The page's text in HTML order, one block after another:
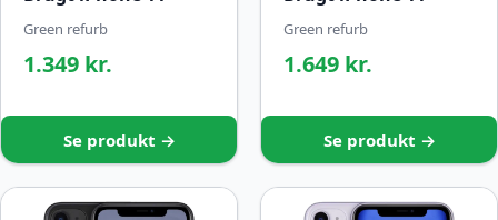
Green refurb
1.349 kr.
Se produkt →
Green refurb
1.649 kr.
Se produkt →